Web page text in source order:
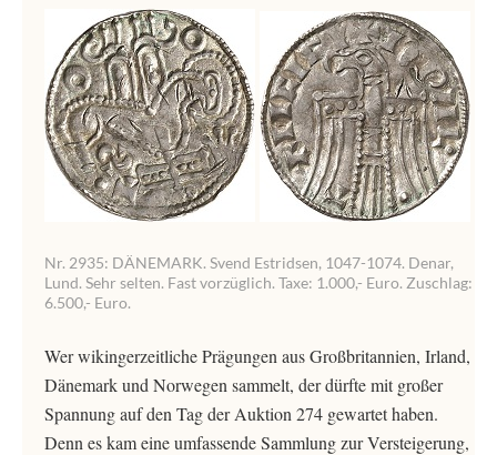
Nr. 2935: DÄNEMARK. Svend Estridsen, 1047-1074. Denar,
Lund. Sehr selten. Fast vorzüglich. Taxe: 1.000,- Euro. Zuschlag:
6.500,- Euro.
Wer wikingerzeitliche Prägungen aus Großbritannien, Irland,
Dänemark und Norwegen sammelt, der dürfte mit großer
Spannung auf den Tag der Auktion 274 gewartet haben.
Denn es kam eine umfassende Sammlung zur Versteigerung,